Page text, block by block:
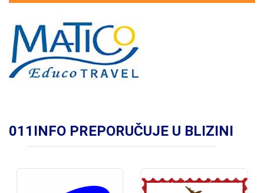
011INFO PREPORUČUJE U BLIZINI